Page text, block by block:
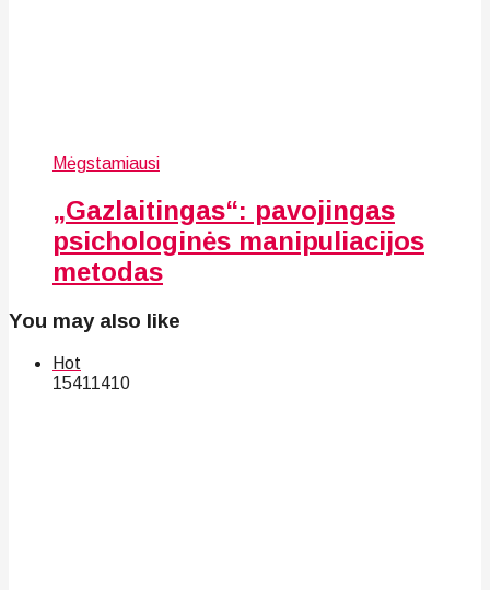
Mėgstamiausi
„Gazlaitingas“: pavojingas
psichologinės manipuliacijos
metodas
You may also like
Hot
15411410